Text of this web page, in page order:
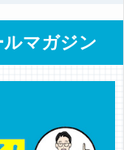
マガジン